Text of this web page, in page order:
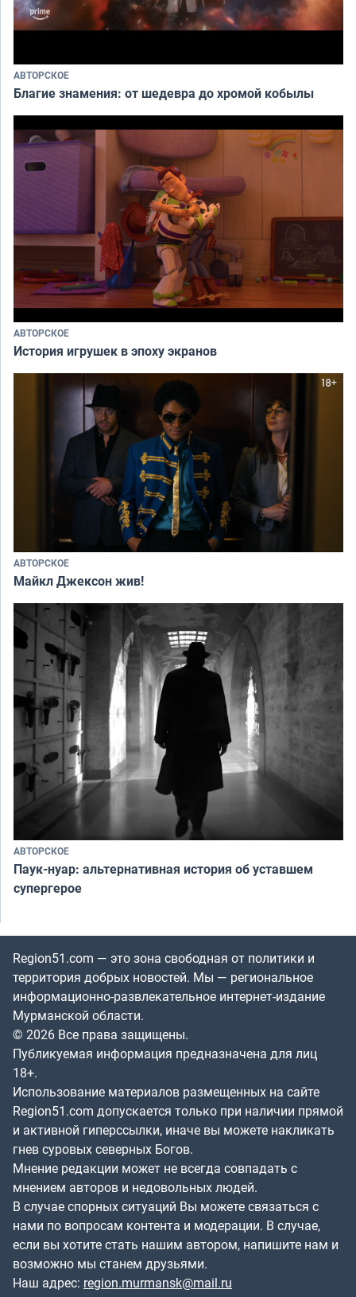
АВТОРСКОЕ
Благие знамения: от шедевра до хромой кобылы
АВТОРСКОЕ
История игрушек в эпоху экранов
АВТОРСКОЕ
Майкл Джексон жив!
АВТОРСКОЕ
Паук-нуар: альтернативная история об уставшем
супергерое
Region51.com — это зона свободная от политики и
территория добрых новостей. Мы — региональное
информационно-развлекательное интернет-издание
Мурманской области.
© 2026 Все права защищены.
Публикуемая информация предназначена для лиц
18+.
Использование материалов размещенных на сайте
Region51.com допускается только при наличии прямой
и активной гиперссылки, иначе вы можете накликать
гнев суровых северных Богов.
Мнение редакции может не всегда совпадать с
мнением авторов и недовольных людей.
В случае спорных ситуаций Вы можете связаться с
нами по вопросам контента и модерации. В случае,
если вы хотите стать нашим автором, напишите нам и
возможно мы станем друзьями.
Наш адрес: region.murmansk@mail.ru